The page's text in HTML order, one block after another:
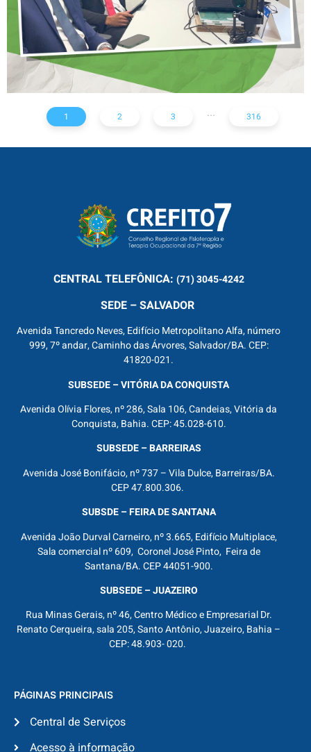
1 2 3 ... 316
CENTRALTELEFÔNICA: (71) 3045-4242
SEDE – SALVADOR
Avenida Tancredo Neves, Edifício Metropolitano Alfa, número
999, 7º andar, Caminho das Árvores, Salvador/BA. CEP:
41820-021.
SUBSEDE – VITÓRIA DA CONQUISTA
Avenida Olívia Flores, nº 286, Sala 106, Candeias, Vitória da
Conquista, Bahia. CEP: 45.028-610.
SUBSEDE – BARREIRAS
Avenida José Bonifácio, nº 737 – Vila Dulce, Barreiras/BA.
CEP 47.800.306.
SUBSDE – FEIRA DE SANTANA
Avenida João Durval Carneiro, nº 3.665, Edifício Multiplace,
Sala comercial nº 609, Coronel José Pinto, Feira de
Santana/BA. CEP 44051-900.
SUBSEDE – JUAZEIRO
Rua Minas Gerais, nº 46, Centro Médico e Empresarial Dr.
Renato Cerqueira, sala 205, Santo Antônio, Juazeiro, Bahia –
CEP: 48.903- 020.
PÁGINAS PRINCIPAIS
Central de Serviços
Acesso à informação